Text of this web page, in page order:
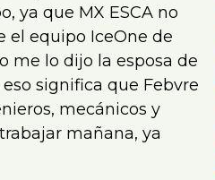
ya que MX ESCA no
el equipo IceOne de
me lo dijo la esposa de
significa que Febvre
mecánicos y
mañana, ya